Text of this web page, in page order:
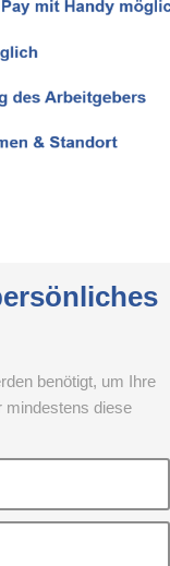
benötigt, um Ihre
mindestens diese